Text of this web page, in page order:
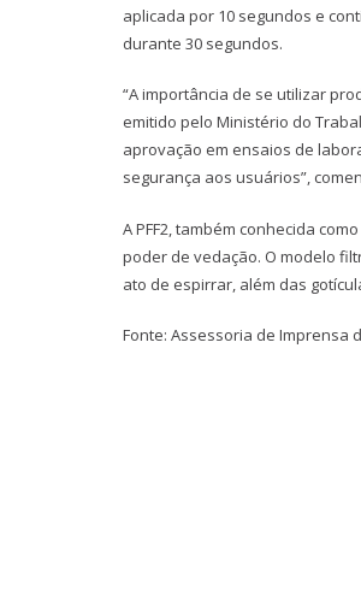
aplicada por 10 segundos e
durante 30 segundos.
“A importância de se utilizar
emitido pelo Ministério do
aprovação em ensaios de
segurança aos usuários”,
A PFF2, também conhecida
poder de vedação. O modelo
ato de espirrar, além das
Fonte: Assessoria de Imprensa